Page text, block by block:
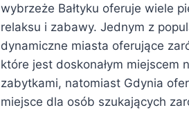
wybrzeże Bałtyku oferuje wiele
relaksu i zabawy. Jednym z
dynamiczne miasta oferujące
które jest doskonałym miejscem
zabytkami, natomiast Gdynia
miejsce dla osób szukających